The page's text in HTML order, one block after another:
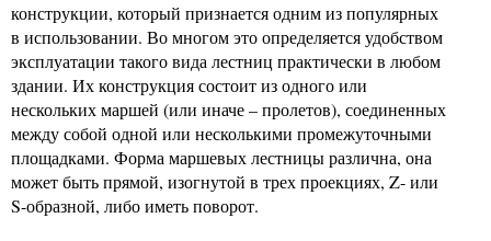
конструкции, который признается одним из популярных
в использовании. Во многом это определяется удобством
эксплуатации такого вида лестниц практически в любом
здании. Их конструкция состоит из одного или
нескольких маршей (или иначе – пролетов), соединенных
между собой одной или несколькими промежуточными
площадками. Форма маршевых лестницы различна, она
может быть прямой, изогнутой в трех проекциях, Z- или
S-образной, либо иметь поворот.